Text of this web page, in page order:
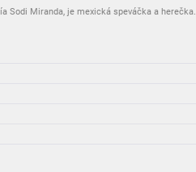
Sodi Miranda, je mexická speváčka a herečka.